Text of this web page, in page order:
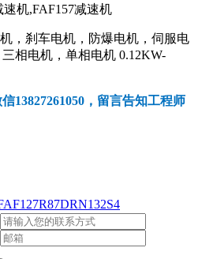
速机,FAF157减速机
，刹车电机，防爆电机，伺服电
相电机，单相电机 0.12KW-
13827261050，留言告知工程师